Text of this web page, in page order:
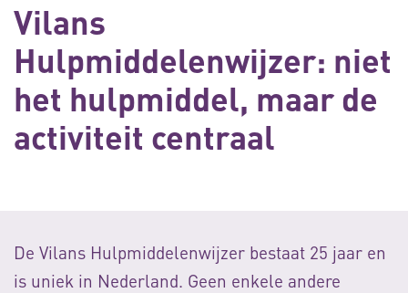
Vilans
Hulpmiddelenwijzer: niet
het hulpmiddel, maar de
activiteit centraal
De Vilans Hulpmiddelenwijzer bestaat 25 jaar en
is uniek in Nederland. Geen enkele andere